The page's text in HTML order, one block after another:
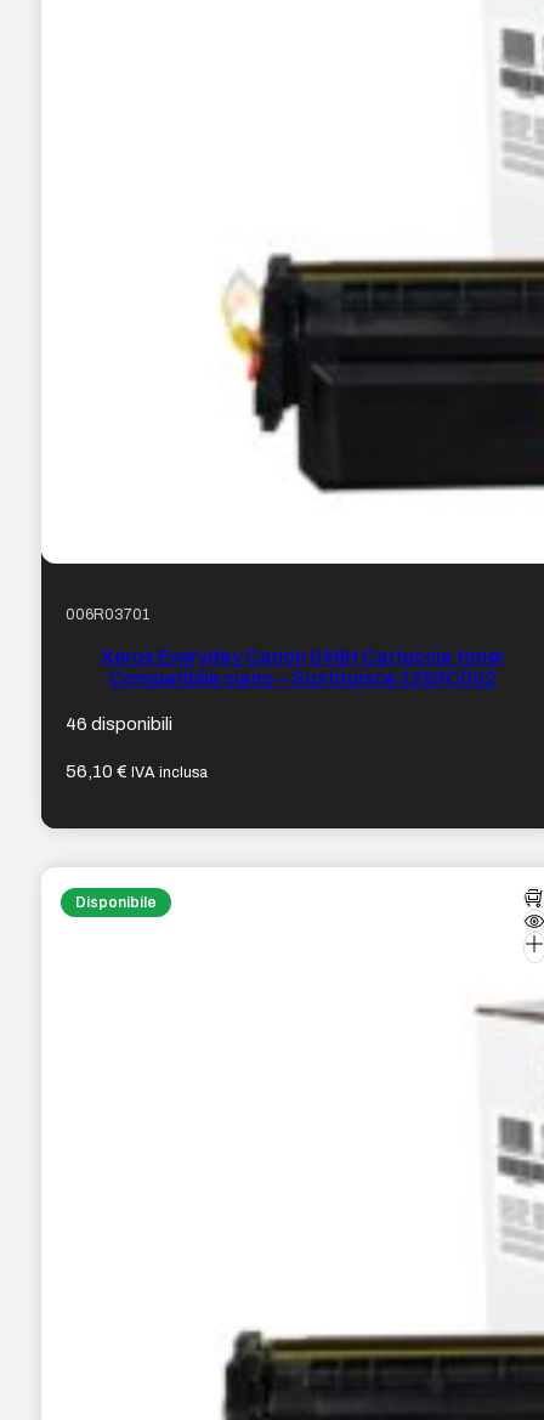
006R03701
Xerox Everyday Canon 046H Cartuccia toner
Compatibile ciano – Sostituisce 1253C002
46 disponibili
56,10€ IVA inclusa
Disponibile